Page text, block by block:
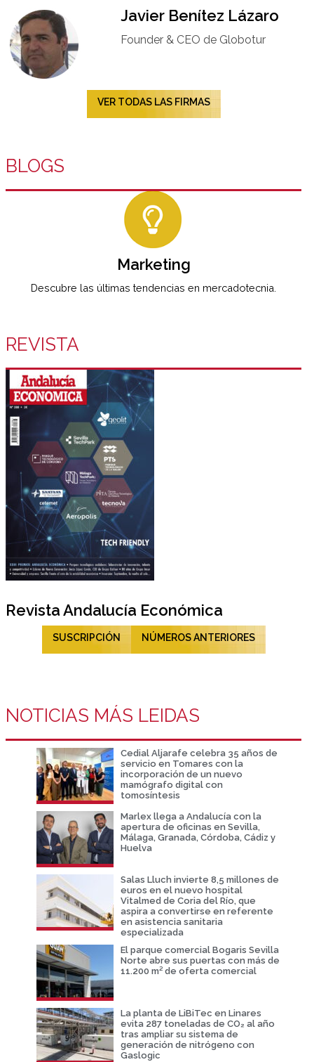
Javier Benítez Lázaro
Founder & CEO de Globotur​
VER TODAS LAS FIRMAS
BLOGS
Marketing
Descubre las últimas tendencias en mercadotecnia.
REVISTA
Revista Andalucía Económica
SUSCRIPCIÓN NÚMEROS ANTERIORES
NOTICIAS MÁS LEIDAS
Cedial Aljarafe celebra 35 años de
servicio en Tomares con la
incorporación de un nuevo
mamógrafo digital con
tomosíntesis
Marlex llega a Andalucía con la
apertura de oficinas en Sevilla,
Málaga, Granada, Córdoba, Cádiz y
Huelva
Salas Lluch invierte 8,5 millones de
euros en el nuevo hospital
Vitalmed de Coria del Río, que
aspira a convertirse en referente
en asistencia sanitaria
especializada
El parque comercial Bogaris Sevilla
Norte abre sus puertas con más de
11.200 m² de oferta comercial
La planta de LiBiTec en Linares
evita 287 toneladas de CO₂ al año
tras ampliar su sistema de
generación de nitrógeno con
Gaslogic